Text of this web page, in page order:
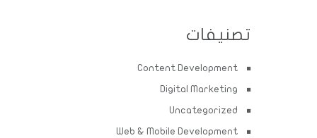
تصنيفات
Content Development
Digital Marketing
Uncategorized
Web & Mobile Development